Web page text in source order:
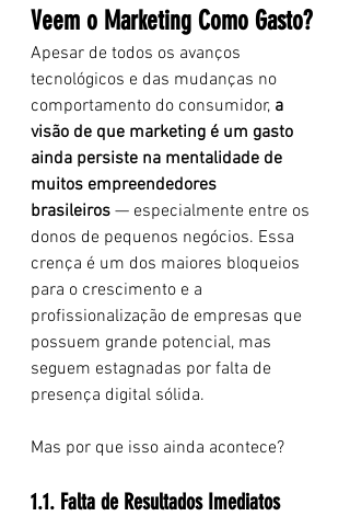
Veem o Marketing Como Gasto?
Apesar de todos os avanços
tecnológicos e das mudanças no
comportamento do consumidor, a
visão de que marketing é um gasto
ainda persiste na mentalidade de
muitos empreendedores
brasileiros — especialmente entre os
donos de pequenos negócios. Essa
crença é um dos maiores bloqueios
para o crescimento e a
profissionalização de empresas que
possuem grande potencial, mas
seguem estagnadas por falta de
presença digital sólida.
Mas por que isso ainda acontece?
1.1. Falta de Resultados Imediatos